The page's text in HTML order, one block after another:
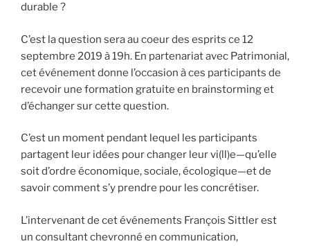
durable ?
C’est la question sera au coeur des esprits ce 12
septembre 2019 à 19h. En partenariat avec Patrimonial,
cet événement donne l’occasion à ces participants de
recevoir une formation gratuite en brainstorming et
d’échanger sur cette question.
C’est un moment pendant lequel les participants
partagent leur idées pour changer leur vi(ll)e—qu’elle
soit d’ordre économique, sociale, écologique—et de
savoir comment s’y prendre pour les concrétiser.
L’intervenant de cet événements François Sittler est
un consultant chevronné en communication,